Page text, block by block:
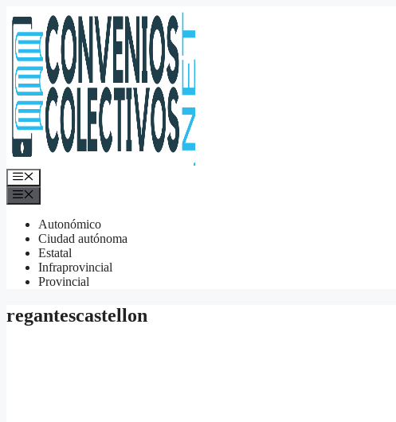
al
contenido
Menú
Autonómico
Ciudad autónoma
Estatal
Infraprovincial
Provincial
regantescastellon